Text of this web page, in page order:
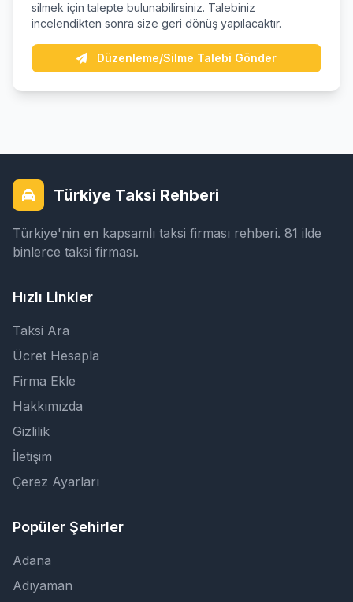
silmek için talepte bulunabilirsiniz. Talebiniz
incelendikten sonra size geri dönüş yapılacaktır.
Düzenleme/Silme Talebi Gönder
Türkiye Taksi Rehberi
Türkiye'nin en kapsamlı taksi firması rehberi. 81 ilde
binlerce taksi firması.
Hızlı Linkler
Taksi Ara
Ücret Hesapla
Firma Ekle
Hakkımızda
Gizlilik
İletişim
Çerez Ayarları
Popüler Şehirler
Adana
Adıyaman